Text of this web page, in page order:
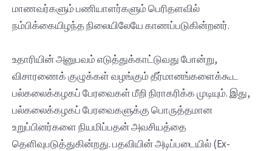
மாணவர்களும் பணியாளர்களும் பெரிதளவில்
நம்பிக்கையிழந்த நிலையிலேயே காணப்படுகின்றனர்.
உதாரியின் அனுபவம் எடுத்துக்காட்டுவது போன்று,
விசாரணைக் குழுக்கள் வழங்கும் தீர்மானங்களைக்கூட
பல்கலைக்கழகப் பேரவைகள் மீறி நிராகரிக்க முடியும். இது,
பல்கலைக்கழகப் பேரவைகளுக்கு பொருத்தமான
உறுப்பினர்களை நியமிப்பதன் அவசியத்தை
தெளிவுபடுத்துகின்றது. பதவியின் அடிப்படையில் (Ex-